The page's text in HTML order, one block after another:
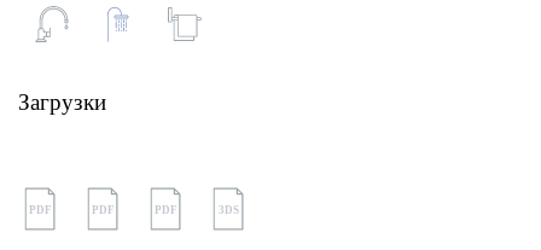
Загрузки
PDF PDF PDF 3DS